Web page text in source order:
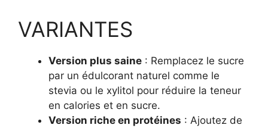
VARIANTES
Version plus saine : Remplacez le sucre
par un édulcorant naturel comme le
stevia ou le xylitol pour réduire la teneur
en calories et en sucre.
Version riche en protéines : Ajoutez de